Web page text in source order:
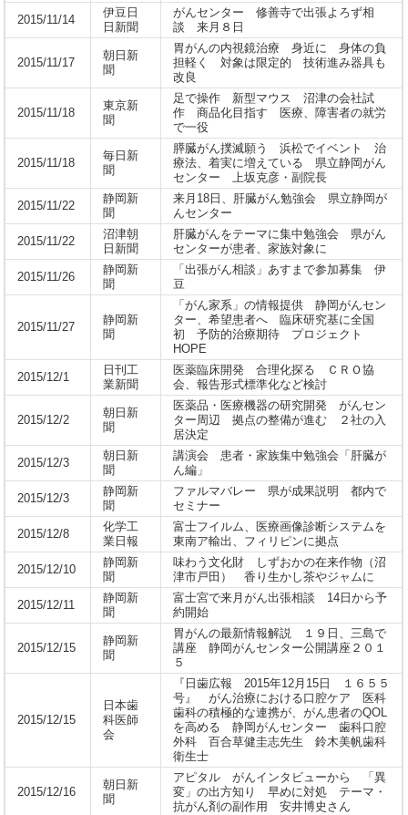
2015/11/14
伊豆日
日新聞
がんセンター 修善寺で出張よろず相
談 来月８日
2015/11/17
朝日新
聞
胃がんの内視鏡治療 身近に 身体の負
担軽く 対象は限定的 技術進み器具も
改良
2015/11/18
東京新
聞
足で操作 新型マウス 沼津の会社試
作 商品化目指す 医療、障害者の就労
で一役
2015/11/18
毎日新
聞
膵臓がん撲滅願う 浜松でイベント 治
療法、着実に増えている 県立静岡がん
センター 上坂克彦・副院長
2015/11/22
静岡新
聞
来月18日、肝臓がん勉強会 県立静岡が
んセンター
2015/11/22
沼津朝
日新聞
肝臓がんをテーマに集中勉強会 県がん
センターが患者、家族対象に
2015/11/26
静岡新
聞
「出張がん相談」あすまで参加募集 伊
豆
2015/11/27
静岡新
聞
「がん家系」の情報提供 静岡がんセン
ター、希望患者へ 臨床研究基に全国
初 予防的治療期待 プロジェクト
HOPE
2015/12/1
日刊工
業新聞
医薬臨床開発 合理化探る ＣＲＯ協
会、報告形式標準化など検討
2015/12/2
朝日新
聞
医薬品・医療機器の研究開発 がんセン
ター周辺 拠点の整備が進む ２社の入
居決定
2015/12/3
朝日新
聞
講演会 患者・家族集中勉強会「肝臓が
ん編」
2015/12/3
静岡新
聞
ファルマバレー 県が成果説明 都内で
セミナー
2015/12/8
化学工
業日報
富士フイルム、医療画像診断システムを
東南ア輸出、フィリピンに拠点
2015/12/10
静岡新
聞
味わう文化財 しずおかの在来作物（沼
津市戸田） 香り生かし茶やジャムに
2015/12/11
静岡新
聞
富士宮で来月がん出張相談 14日から予
約開始
2015/12/15
静岡新
聞
胃がんの最新情報解説 １９日、三島で
講座 静岡がんセンター公開講座２０１
５
2015/12/15
日本歯
科医師
会
『日歯広報 2015年12月15日 １６５５
号』 がん治療における口腔ケア 医科
歯科の積極的な連携が、がん患者のQOL
を高める 静岡がんセンター 歯科口腔
外科 百合草健圭志先生 鈴木美帆歯科
衛生士
2015/12/16
朝日新
聞
アピタル がんインタビューから 「異
変」の出方知り 早めに対処 テーマ・
抗がん剤の副作用 安井博史さん